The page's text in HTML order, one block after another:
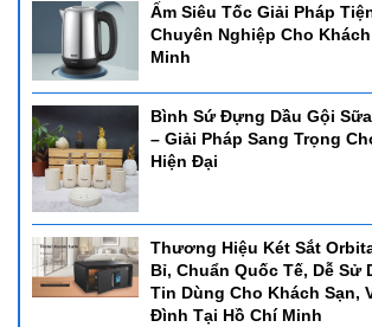
Ấm Siêu Tốc Giải Pháp
Chuyên Nghiệp Cho
Minh
Bình Sứ Đựng Dầu Gội
– Giải Pháp Sang Trọng
Hiện Đại
Thương Hiệu Két Sắt
Bỉ, Chuẩn Quốc Tế, Dễ Sử
Tin Dùng Cho Khách Sạn,
Đình Tại Hồ Chí Minh